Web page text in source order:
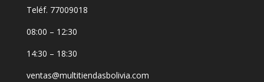
Teléf. 77009018
08:00 – 12:30
14:30 – 18:30
ventas@multitiendasbolivia.com